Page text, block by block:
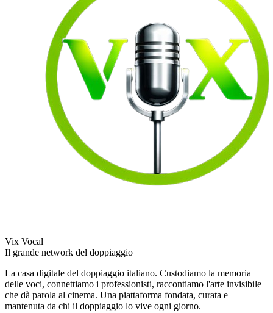
Vix Vocal
Il grande network del doppiaggio
La casa digitale del doppiaggio italiano. Custodiamo la memoria
delle voci, connettiamo i professionisti, raccontiamo l'arte invisibile
che dà parola al cinema. Una piattaforma fondata, curata e
mantenuta da chi il doppiaggio lo vive ogni giorno.